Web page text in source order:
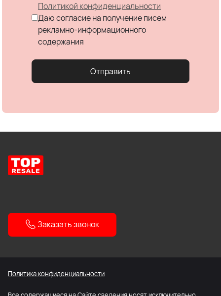
Политикой конфиденциальности
Даю согласие на получение писем
рекламно-информационного
содержания
Отправить
Заказать звонок
Политика конфиденциальности